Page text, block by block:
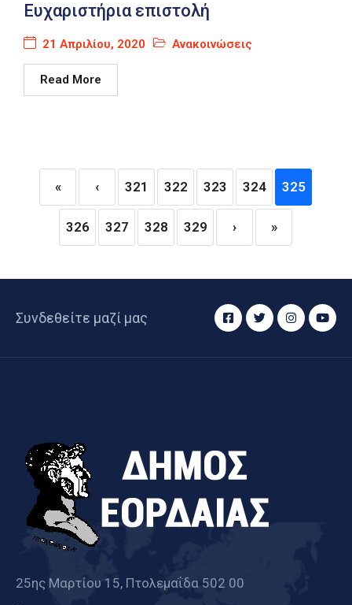
Ευχαριστήρια επιστολή
21 Απριλίου, 2020 Ανακοινώσεις
Read More
« ‹ 321 322 323 324 325
326 327 328 329 › »
Συνδεθείτε μαζί μας
25ης Μαρτίου 15, Πτολεμαΐδα 502 00